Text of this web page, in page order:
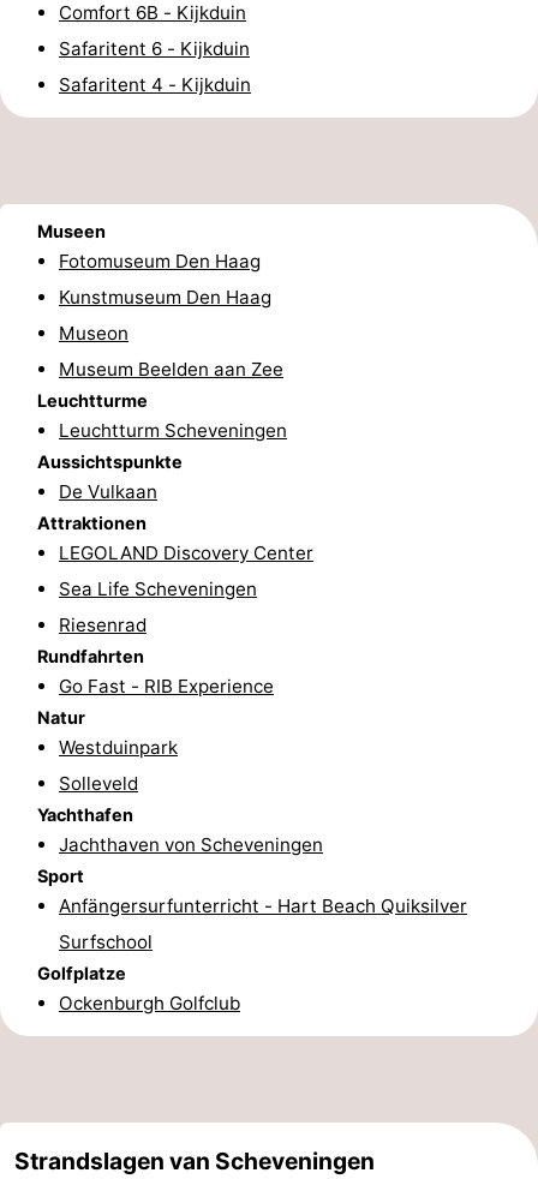
Nordholland
Natur
Schoorlse
Duinen
Bergen
aan
Bergen
Egmond
aan
Noordhollands
duinreservaat
aan
Zee
Natur
Zuid-
Kennermerland
Amsterdam
Haarlem
Zandvoort
Südholland
Natur
-
Comfort 6B - Kijkduin
Safaritent 6 - Kijkduin
Safaritent 4 - Kijkduin
Museen
Fotomuseum Den Haag
Kunstmuseum Den Haag
Museon
Museum Beelden aan Zee
Leuchtturme
Leuchtturm Scheveningen
Aussichtspunkte
De Vulkaan
Attraktionen
LEGOLAND Discovery Center
Sea Life Scheveningen
Riesenrad
Rundfahrten
Go Fast - RIB Experience
Natur
Westduinpark
Solleveld
Yachthafen
Jachthaven von Scheveningen
Sport
Anfängersurfunterricht - Hart Beach Quiksilver
Surfschool
Golfplatze
Ockenburgh Golfclub
Strandslagen van Scheveningen